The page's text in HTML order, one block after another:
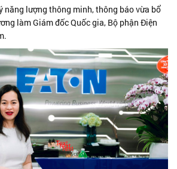
năng lượng thông minh, thông báo vừa bổ
làm Giám đốc Quốc gia, Bộ phận Điện